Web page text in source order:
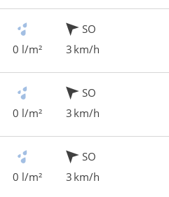
0 l/m²
SO
3 km/h
0 l/m²
SO
3 km/h
0 l/m²
SO
3 km/h